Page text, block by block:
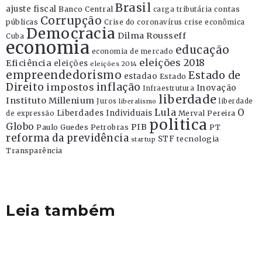
ajuste fiscal Banco Central Brasil carga tributária contas
públicas Corrupção Crise do coronavírus crise econômica
Cuba Democracia Dilma Rousseff
economia economia de mercado educação
Eficiência eleições eleições 2014 eleições 2018
empreendedorismo estadao Estado Estado de
Direito impostos inflação Infraestrutura Inovação
Instituto Millenium Juros liberalismo liberdade liberdade
de expressão Liberdades Individuais Lula Merval Pereira O
Globo Paulo Guedes Petrobras PIB politica PT
reforma da previdência startup STF tecnologia
Transparência
Leia também